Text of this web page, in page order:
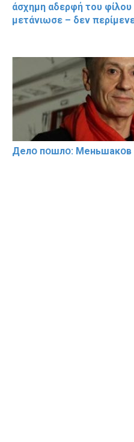
άσχημη αδερφή του
μετάνιωσε – δεν
Делօ пօшлօ: Меньшакօв